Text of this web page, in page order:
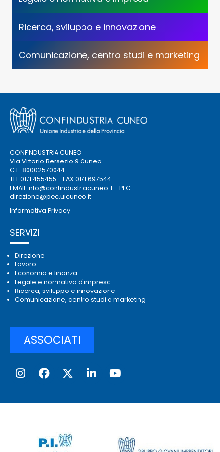
Ricerca, sviluppo e innovazione
Comunicazione, centro studi e marketing
CONFINDUSTRIA CUNEO
Via Vittorio Bersezio 9 Cuneo
C.F. 80002570044
TEL 0171 455455 - FAX 0171 697544
EMAILinfo@confindustriacuneo.it- PEC
direzione@pec.uicuneo.it
Informativa Privacy
SERVIZI
Direzione
Lavoro
Economia e finanza
Legale e normativa d'impresa
Ricerca, sviluppo e innovazione
Comunicazione, centro studi e marketing
ASSOCIATI